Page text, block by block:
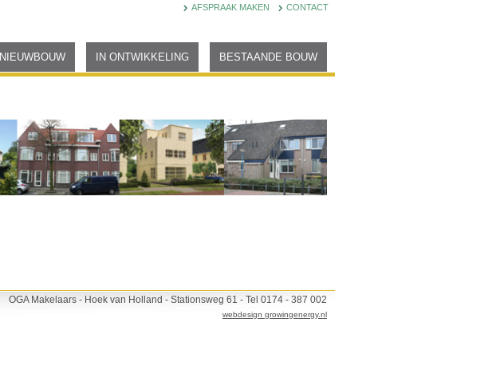
AFSPRAAK MAKEN CONTACT
NIEUWBOUW IN ONTWIKKELING BESTAANDE BOUW
OGA Makelaars - Hoek van Holland - Stationsweg 61 - Tel 0174 - 387 002
webdesign growingenergy.nl